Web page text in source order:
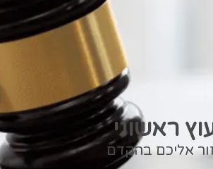
ראשוני
אליכם בהקדם